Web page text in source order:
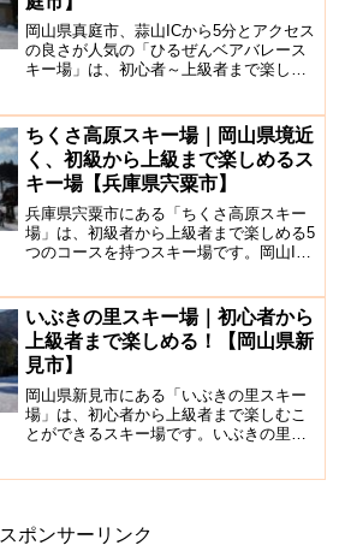
岡山県真庭市、蒜山ICから5分とアクセス
の良さが人気の「ひるぜんベアバレース
キー場」は、初心者～上級者まで楽しめ
しく” “どきどき” “冒険” “リゾート”を
テーマ...
ちくさ高原スキー場｜岡山県境近
く、初級から上級まで楽しめるス
キー場【兵庫県宍粟市】
兵庫県宍粟市にある「ちくさ高原スキー
場」は、初級者から上級者まで楽しめる5
つのコースを持つスキー場です。岡山IC
ある最大の超急斜面が楽しめる上級者向
けのパノラマコー...
いぶきの里スキー場｜初心者から
上級者まで楽しめる！【岡山県新
見市】
岡山県新見市にある「いぶきの里スキー
場」は、初心者から上級者まで楽しむこ
とができるスキー場です。いぶきの里に
スポンサーリンク